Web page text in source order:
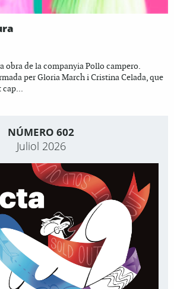
obra de la companyia Pollo campero.
per Gloria March i Cristina Celada, que
cap...
NÚMERO 602
Juliol 2026